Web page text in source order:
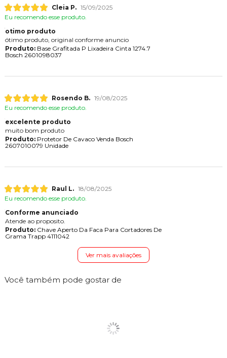
Cleia P. 15/09/2025
Eu recomendo esse produto.
otimo produto
ótimo produto, original conforme anuncio
Produto:Base Grafitada P Lixadeira Cinta 1274.7
Bosch 2601098037
Rosendo B. 19/08/2025
Eu recomendo esse produto.
excelente produto
muito bom produto
Produto:Protetor De Cavaco Venda Bosch
2607010079 Unidade
Raul L. 18/08/2025
Eu recomendo esse produto.
Conforme anunciado
Atende ao proposito.
Produto:Chave Aperto Da Faca Para Cortadores De
Grama Trapp 4111042
Ver mais avaliações
Você também pode gostar de